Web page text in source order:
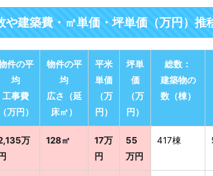
や建築費・㎡単価・坪単価（万円）
件の平
均
工事費
（万円）
物件の平
均
広さ（延
床㎡）
平米
単価
（万
円）
坪単
価
（万
円）
総数：
建築物の
数（棟）
万
128㎡
17万
円
55
万円
417棟